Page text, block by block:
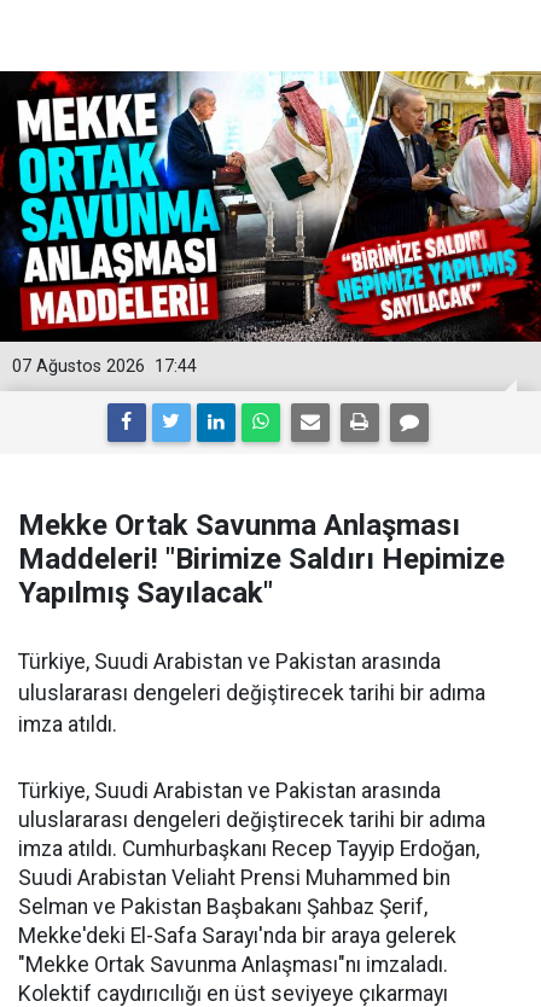
17:44
07 Ağustos 2026
Mekke Ortak Savunma Anlaşması
Maddeleri! "Birimize Saldırı Hepimize
Yapılmış Sayılacak"
Türkiye, Suudi Arabistan ve Pakistan arasında
uluslararası dengeleri değiştirecek tarihi bir adıma
imza atıldı.
Türkiye, Suudi Arabistan ve Pakistan arasında
uluslararası dengeleri değiştirecek tarihi bir adıma
imza atıldı. Cumhurbaşkanı Recep Tayyip Erdoğan,
Suudi Arabistan Veliaht Prensi Muhammed bin
Selman ve Pakistan Başbakanı Şahbaz Şerif,
Mekke'deki El-Safa Sarayı'nda bir araya gelerek
"Mekke Ortak Savunma Anlaşması"nı imzaladı.
Kolektif caydırıcılığı en üst seviyeye çıkarmayı